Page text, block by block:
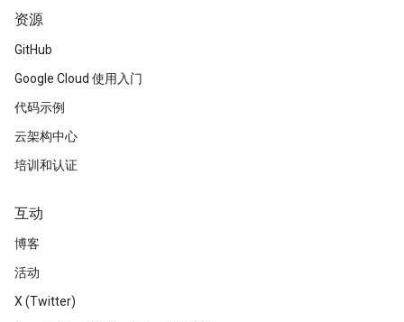
资源
GitHub
Google Cloud 使用入门
代码示例
云架构中心
培训和认证
互动
博客
活动
X (Twitter)